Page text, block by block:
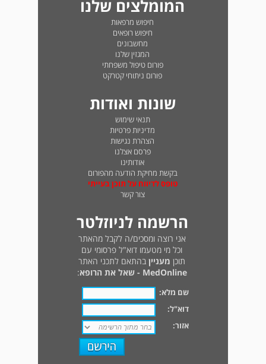
המומלצים שלנו
חיפוש מרפאות
חיפוש רופאים
מחשבונים
המגזין שלנו
פורום טיפול משפחתי
פורום ניתוחי קטרקט
שונות ואודות
תנאי שימוש
מדיניות פרטיות
הצהרת נגישות
פרסם אצלנו
אודותינו
בקשת מחיקת הודעה מהפורום
טופס לדיווח על תוכן בעייתי
צור קשר
הרשמה לניוזלטר
אני רוצה ומסכים/ה לקבל מהאתר
וכל מי מטעמו דוא"ל פרסומי עם
תוכן מעניין בהתאם לתכני האתר
MedOnline - שאל את הרופא
:
שם מלא:
דוא"ל:
אזור: